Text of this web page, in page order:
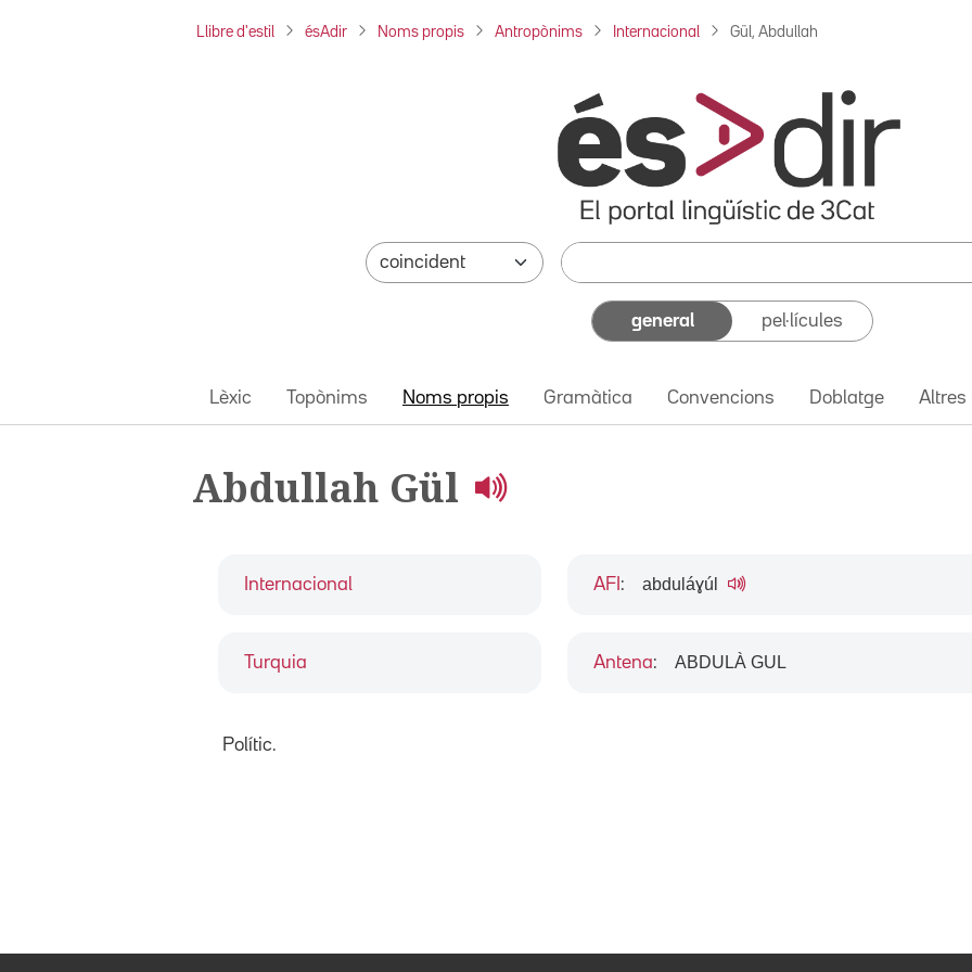
Llibre d'estil ésAdir Noms propis Antropònims Internacional Gül, Abdullah
general pel·lícules
Lèxic Topònims Noms propis Gramàtica Convencions Doblatge Altres
Abdullah Gül
Internacional
Turquia
AFI : abduláɣúl
Antena: ABDULÀ GUL
Polític.